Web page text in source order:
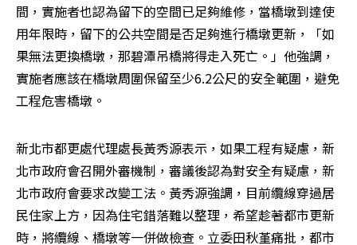
間，實施者也認為留下的空間已足夠維修，當橋墩到達使
用年限時，留下的公共空間是否足夠進行橋墩更新，「如
果無法更換橋墩，那碧潭吊橋將得走入死亡。」他強調，
實施者應該在橋墩周圍保留至少6.2公尺的安全範圍，避免
工程危害橋墩。
新北市都更處代理處長黃秀源表示，如果工程有疑慮，新
北市政府會召開外審機制，審議後認為對安全有疑慮，新
北市政府會要求改變工法。黃秀源強調，目前纜線穿過居
民住家上方，因為住宅錯落難以整理，希望趁著都市更新
時，將纜線、橋墩等一併做檢查。立委田秋堇痛批，都市